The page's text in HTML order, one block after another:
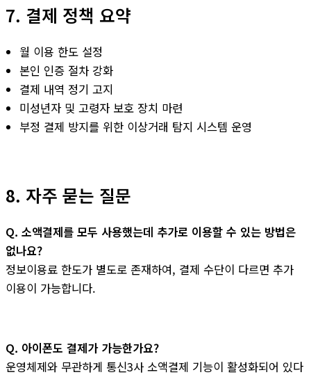
7. 결제 정책 요약
월 이용 한도 설정
본인 인증 절차 강화
결제 내역 정기 고지
미성년자 및 고령자 보호 장치 마련
부정 결제 방지를 위한 이상거래 탐지 시스템 운영
8. 자주 묻는 질문
Q. 소액결제를 모두 사용했는데 추가로 이용할 수 있는 방법은
없나요?
정보이용료 한도가 별도로 존재하여, 결제 수단이 다르면 추가
이용이 가능합니다.
Q. 아이폰도 결제가 가능한가요?
운영체제와 무관하게 통신3사 소액결제 기능이 활성화되어 있다